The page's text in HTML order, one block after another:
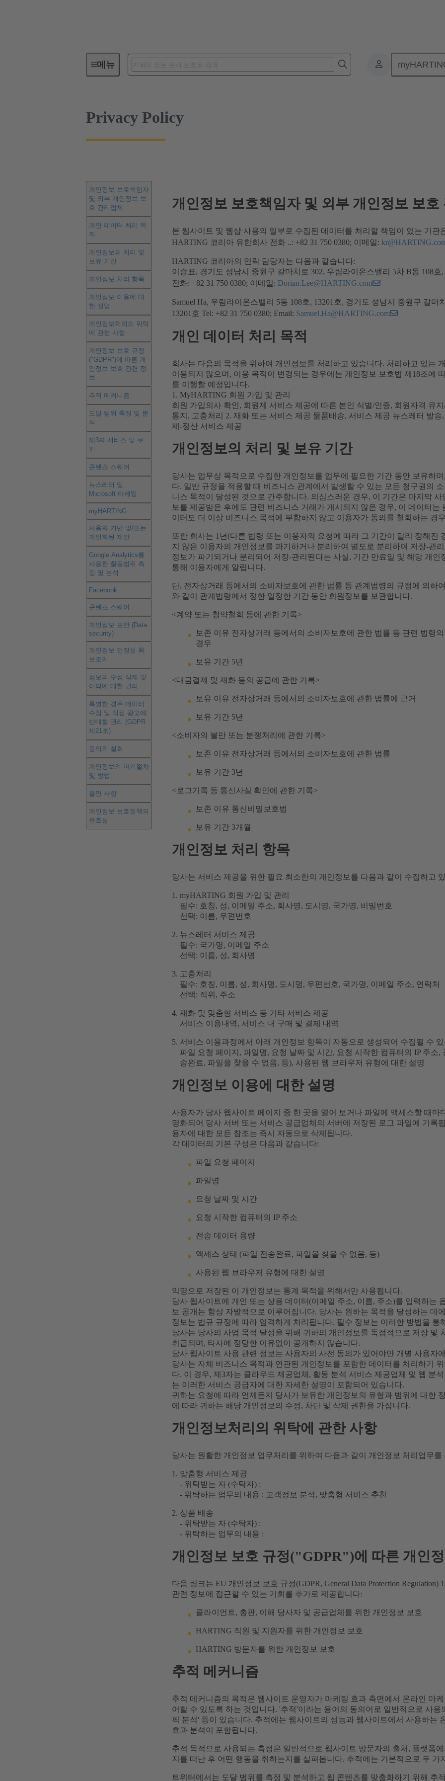
메뉴
Privacy Policy
개인정보 보호책임자
및 외부 개인정보 보
호 관리업체
개인 데이터 처리 목
적
개인정보의 처리 및
보유 기간
개인정보 처리 항목
개인정보 이용에 대
한 설명
개인정보처리의 위탁
에 관한 사항
개인정보 보호 규정
("GDPR")에 따른 개
인정보 보호 관련 정
보
추적 메커니즘
도달 범위 측정 및 분
석
제3자 서비스 및 쿠
키
콘텐츠 스퀘어
뉴스레터 및
Microsoft 마케팅
myHARTING
사용자 기반 및/또는
개인화된 제안
Google Analytics를
사용한 활동범위 측
정 및 분석
Facebook
콘텐츠 스퀘어
개인정보 보안 (Data
security)
개인정보 안정성 확
보조치
정보의 수정 삭제 및
이의에 대한 권리
특별한 경우 데이터
수집 및 직접 광고에
반대할 권리 (GDPR
제21조)
동의의 철회
개인정보의 파기절차
및 방법
불만 사항
개인정보 보호정책의
유효성
개인정보 보호책임자 및 외부 개인정보 보호
본 웹사이트 및 웹샵 사용의 일부로 수집된 데이터를 처리할 책임이 있는 기관
HARTING 코리아 유한회사 전화 ..: +82 31 750 0380; 이메일:
HARTING 코리아의 연락 담당자는 다음과 같습니다:
이승표, 경기도 성남시 중원구 갈마치로 302, 우림라이온스밸리 5차 B동 108호
전화: +82 31 750 0380; 이메일: Dorian.Lee@HARTING.com
Samuel Ha, 우림라이온스밸리 5동 108호, 13201호, 경기도 성남시 중원구 갈마
13201호 Tel: +82 31 750 0380; Email: Samuel.Ha@HARTING.com
개인 데이터 처리 목적
회사는 다음의 목적을 위하여 개인정보를 처리하고 있습니다. 처리하고 있는
이용되지 않으며, 이용 목적이 변경되는 경우에는 개인정보 보호법 제18조에
를 이행할 예정입니다.
1. MyHARTING 회원 가입 및 관리
회원 가입의사 확인, 회원제 서비스 제공에 따른 본인 식별/인증, 회원자격 유
통지, 고충처리 2. 재화 또는 서비스 제공 물품배송, 서비스 제공 뉴스레터 발
제-정산 서비스 제공
개인정보의 처리 및 보유 기간
당사는 업무상 목적으로 수집한 개인정보를 업무에 필요한 기간 동안 보유하
다. 일반 규정을 적용할 때 비즈니스 관계에서 발생할 수 있는 모든 청구권의
니스 목적이 달성된 것으로 간주합니다. 의심스러운 경우, 이 기간은 마지막
보를 제공받은 후에도 관련 비즈니스 거래가 개시되지 않은 경우, 이 데이터는
이터도 더 이상 비즈니스 목적에 부합하지 않고 이용자가 동의를 철회하는 경
또한 회사는 1년(다른 법령 또는 이용자의 요청에 따라 그 기간이 달리 정해진
지 않은 이용자의 개인정보를 파기하거나 분리하여 별도로 분리하여 저장-관
정보가 파기되거나 분리되어 저장-관리된다는 사실, 기간 만료일 및 해당 개
통해 이용자에게 알립니다.
단, 전자상거래 등에서의 소비자보호에 관한 법률 등 관계법령의 규정에 의하
와 같이 관계법령에서 정한 일정한 기간 동안 회원정보를 보관합니다.
<계약 또는 청약철회 등에 관한 기록>
보존 이유 전자상거래 등에서의 소비자보호에 관한 법률 등 관련 법령
경우
보유 기간 5년
<대금결제 및 재화 등의 공급에 관한 기록>
보유 이유 전자상거래 등에서의 소비자보호에 관한 법률에 근거
보유 기간 5년
<소비자의 불만 또는 분쟁처리에 관한 기록>
보존 이유 전자상거래 등에서의 소비자보호에 관한 법률
보유 기간 3년
<로그기록 등 통신사실 확인에 관한 기록>
보존 이유 통신비밀보호법
보유 기간 3개월
개인정보 처리 항목
당사는 서비스 제공을 위한 필요 최소한의 개인정보를 다음과 같이 수집하고
myHARTING 회원 가입 및 관리
필수: 호칭, 성, 이메일 주소, 회사명, 도시명, 국가명, 비밀번호
선택: 이름, 우편번호
뉴스레터 서비스 제공
필수: 국가명, 이메일 주소
선택: 이름, 성, 회사명
고충처리
필수: 호칭, 이름, 성, 회사명, 도시명, 우편번호, 국가명, 이메일 주소, 연락처
선택: 직위, 주소
재화 및 맞춤형 서비스 등 기타 서비스 제공
서비스 이용내역, 서비스 내 구매 및 결제 내역
서비스 이용과정에서 아래 개인정보 항목이 자동으로 생성되어 수집될 수
파일 요청 페이지, 파일명, 요청 날짜 및 시간, 요청 시작한 컴퓨터의 IP 주소,
송완료, 파일을 찾을 수 없음, 등), 사용된 웹 브라우저 유형에 대한 설명
개인정보 이용에 대한 설명
사용자가 당사 웹사이트 페이지 중 한 곳을 열어 보거나 파일에 액세스할 때마
명화되어 당사 서버 또는 서비스 공급업체의 서버에 저장된 로그 파일에 기록
용자에 대한 모든 참조는 즉시 자동으로 삭제됩니다.
각 데이터의 기본 구성은 다음과 같습니다:
파일 요청 페이지
파일명
요청 날짜 및 시간
요청 시작한 컴퓨터의 IP 주소
전송 데이터 용량
액세스 상태 (파일 전송완료, 파일을 찾을 수 없음, 등)
사용된 웹 브라우저 유형에 대한 설명
익명으로 저장된 이 개인정보는 통계 목적을 위해서만 사용됩니다.
당사 웹사이트에 개인 또는 상용 데이터(이메일 주소, 이름, 주소)를 입력하는
보 공개는 항상 자발적으로 이루어집니다. 당사는 원하는 목적을 달성하는 데
정보는 법규 규정에 따라 엄격하게 처리됩니다. 필수 정보는 이러한 방법을 통
당사는 당사의 사업 목적 달성을 위해 귀하의 개인정보를 독점적으로 저장 및
취급되며, 타사에 정당한 이유없이 공개하지 않습니다.
당사 웹사이트 사용 관련 정보는 사용자의 사전 동의가 있어야만 개별 사용자
당사는 자체 비즈니스 목적과 연관된 개인정보를 포함한 데이터를 처리하기
다. 이 경우, 제3자는 클라우드 제공업체, 활동 분석 서비스 제공업체 및 웹 분
는 이러한 서비스 공급자에 대한 자세한 설명이 포함되어 있습니다.
귀하는 요청에 따라 언제든지 당사가 보유한 개인정보의 유형과 범위에 대한
에 따라 귀하는 해당 개인정보의 수정, 차단 및 삭제 권한을 가집니다.
개인정보처리의 위탁에 관한 사항
당사는 원활한 개인정보 업무처리를 위하여 다음과 같이 개인정보 처리업무를
맞춤형 서비스 제공
- 위탁받는 자 (수탁자) :
- 위탁하는 업무의 내용 : 고객정보 분석, 맞춤형 서비스 추천
상품 배송
- 위탁받는 자 (수탁자) :
- 위탁하는 업무의 내용 :
개인정보 보호 규정("GDPR")에 따른 개인
다음 링크는 EU 개인정보 보호 규정(GDPR, General Data Protection
관련 정보에 접근할 수 있는 기회를 추가로 제공합니다:
클라이언트, 총판, 이해 당사자 및 공급업체를 위한 개인정보 보호
HARTING 직원 및 지원자를 위한 개인정보 보호
HARTING 방문자를 위한 개인정보 보호
추적 메커니즘
추적 메커니즘의 목적은 웹사이트 운영자가 마케팅 효과 측면에서 온라인 마
어할 수 있도록 하는 것입니다. '추적'이라는 용어의 동의어로 일반적으로 사용
픽 분석' 등이 있습니다. 추적에는 웹사이트의 성능과 웹사이트에서 사용하는
효과 분석이 포함됩니다.
추적 목적으로 사용되는 측정은 일반적으로 웹사이트 방문자의 출처, 플랫폼
지를 떠난 후 어떤 행동을 취하는지를 살펴봅니다. 추적에는 기본적으로 두 가
트위터에서는 도달 범위를 측정 및 분석하고 웹 콘텐츠를 맞춤화하기 위해 추